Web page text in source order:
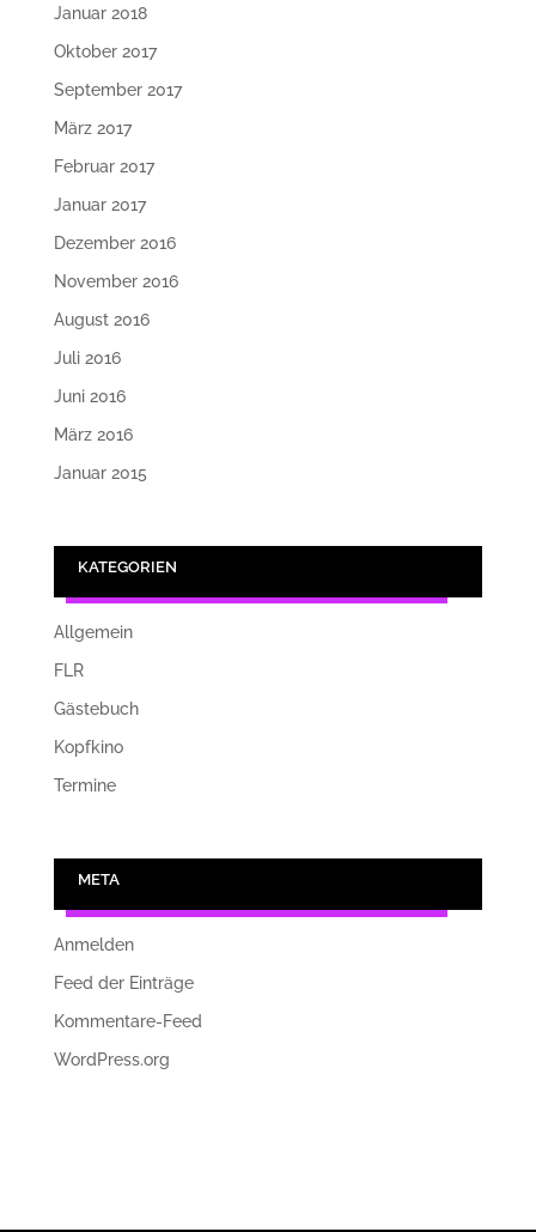
Januar 2018
Oktober 2017
September 2017
März 2017
Februar 2017
Januar 2017
Dezember 2016
November 2016
August 2016
Juli 2016
Juni 2016
März 2016
Januar 2015
KATEGORIEN
Allgemein
FLR
Gästebuch
Kopfkino
Termine
META
Anmelden
Feed der Einträge
Kommentare-Feed
WordPress.org